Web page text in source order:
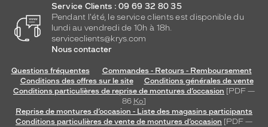
Service Clients : 09 69 32 80 35
Pendant l'été, le service clients est disponible du
lundi au vendredi de 10h à 18h.
serviceclients@krys.com
Nous contacter
Questions fréquentes
Commandes - Retours - Remboursement
Conditions des offres sur le site
Conditions générales de vente
Conditions particulières de reprise de montures d’occasion [PDF —
86 Ko]
Reprise de montures d’occasion - Liste des magasins participants
Conditions particulières de vente de montures d’occasion [PDF —